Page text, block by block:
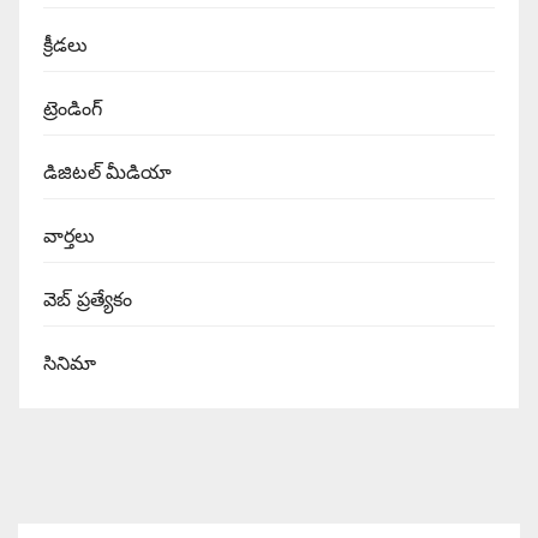
క్రీడలు
ట్రెండింగ్
డిజిటల్ మీడియా
వార్త‌లు
వెబ్ ప్రత్యేకం
సినిమా